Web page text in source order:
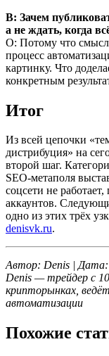
В: Зачем
а не ждать, когда
О: Потому что
процесс
картинку. Что
конкретным
Итог
Из всей цепочки
дистрибуция» на
второй шаг.
SEO-метаполя
соцсети не
аккаунтов.
одно из этих трёх
denisvk.ru.
Автор: Denis | Дата:
Denis — трейдер с
крипторынках,
автоматизации
Похожие